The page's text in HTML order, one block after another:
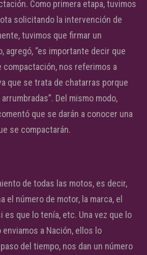
Como primera etapa, tuvimos
solicitando la intervención de
tuvimos que firmar un
agregó, “es importante decir que
compactación, nos referimos a
que se trata de chatarras porque
Del mismo modo,
que se darán a conocer una
se compactarán.
de todas las motos, es decir,
el número de motor, la marca, el
es que lo tenía, etc. Una vez que lo
a Nación, ellos lo
del tiempo, nos dan un número